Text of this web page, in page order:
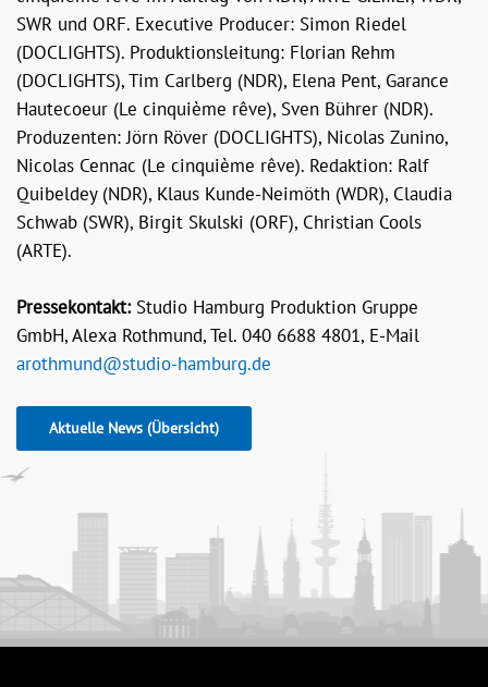
SWR und ORF. Executive Producer: Simon Riedel
(DOCLIGHTS). Produktionsleitung: Florian Rehm
(DOCLIGHTS), Tim Carlberg (NDR), Elena Pent, Garance
Hautecoeur (Le cinquième rêve), Sven Bührer (NDR).
Produzenten: Jörn Röver (DOCLIGHTS), Nicolas Zunino,
Nicolas Cennac (Le cinquième rêve). Redaktion: Ralf
Quibeldey (NDR), Klaus Kunde-Neimöth (WDR), Claudia
Schwab (SWR), Birgit Skulski (ORF), Christian Cools
(ARTE).
Pressekontakt:Studio Hamburg Produktion Gruppe
GmbH, Alexa Rothmund, Tel. 040 6688 4801, E-Mail
arothmund@studio-hamburg.de
Aktuelle News (Übersicht)